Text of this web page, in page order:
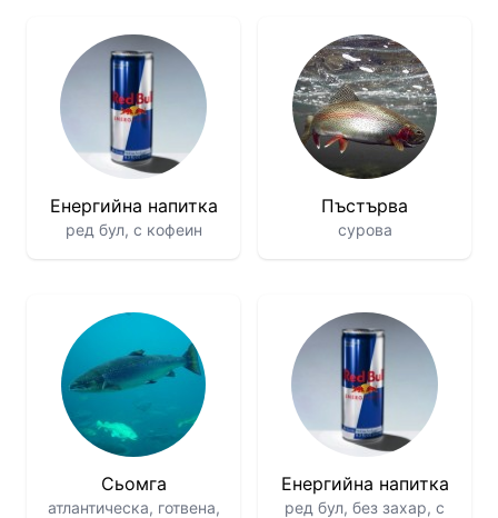
Енергийна напитка
ред бул, с кофеин
Пъстърва
сурова
Сьомга
атлантическа, готвена,
Енергийна напитка
ред бул, без захар, с